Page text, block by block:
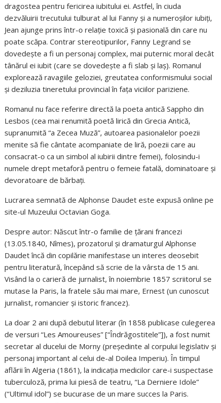
dragostea pentru fericirea iubitului ei. Astfel, în ciuda
dezvăluirii trecutului tulburat al lui Fanny și a numeroșilor iubiți,
Jean ajunge prins într-o relație toxică și pasională din care nu
poate scăpa. Contrar stereotipurilor, Fanny Legrand se
dovedește a fi un personaj complex, mai puternic moral decât
tânărul ei iubit (care se dovedește a fi slab și laș). Romanul
explorează ravagiile geloziei, greutatea conformismului social
și deziluzia tineretului provincial în fața viciilor pariziene.
Romanul nu face referire directă la poeta antică Sappho din
Lesbos (cea mai renumită poetă lirică din Grecia Antică,
supranumită “a Zecea Muză”, autoarea pasionalelor poezii
menite să fie cântate acompaniate de liră, poezii care au
consacrat-o ca un simbol al iubirii dintre femei), folosindu-i
numele drept metaforă pentru o femeie fatală, dominatoare și
devoratoare de bărbați.
Lucrarea semnată de Alphonse Daudet este expusă online pe
site-ul Muzeului Octavian Goga.
Despre autor: Născut într-o familie de țărani francezi
(13.05.1840, Nîmes), prozatorul și dramaturgul Alphonse
Daudet încă din copilărie manifestase un interes deosebit
pentru literatură, începând să scrie de la vârsta de 15 ani.
Visând la o carieră de jurnalist, în noiembrie 1857 scriitorul se
mutase la Paris, la fratele său mai mare, Ernest (un cunoscut
jurnalist, romancier și istoric francez).
La doar 2 ani după debutul literar (în 1858 publicase culegerea
de versuri “Les Amoureuses” [“Îndrăgostitele”]), a fost numit
secretar al ducelui de Morny (președinte al corpului legislativ și
personaj important al celui de-al Doilea Imperiu). În timpul
aflării în Algeria (1861), la indicația medicilor care-i suspectase
tuberculoză, prima lui piesă de teatru, “La Derniere Idole”
(“Ultimul idol”) se bucurase de un mare succes la Paris.